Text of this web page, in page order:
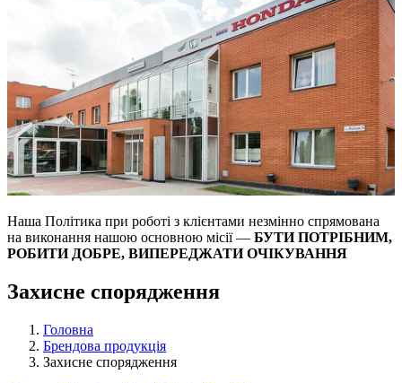
Наша Політика при роботі з клієнтами незмінно спрямована
на виконання нашою основною місії — БУТИ ПОТРІБНИМ,
РОБИТИ ДОБРЕ, ВИПЕРЕДЖАТИ ОЧІКУВАННЯ
Захисне спорядження
Головна
Брендова продукція
Захисне спорядження